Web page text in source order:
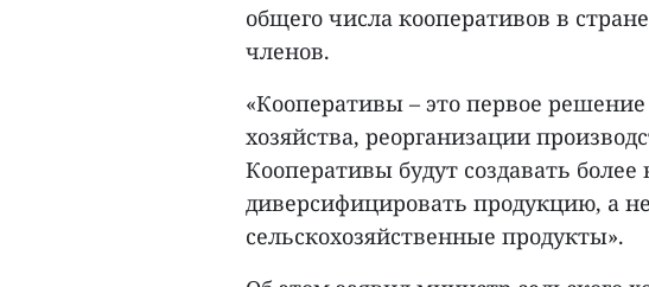
общего числа кооперативов в
членов.
«Кооперативы – это первое
хозяйства, реорганизации
Кооперативы будут создавать
диверсифицировать продукцию, а
сельскохозяйственные продукты».